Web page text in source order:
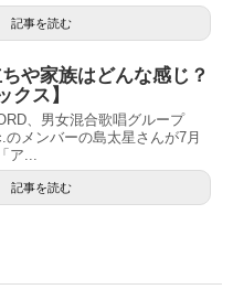
記事を読む
や家族はどんな感じ？
クス】
、男女混合歌唱グループ
のメンバーの島太星さんが7月
ア...
記事を読む